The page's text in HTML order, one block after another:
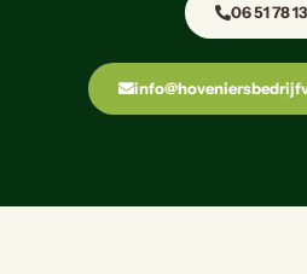
06 51 78